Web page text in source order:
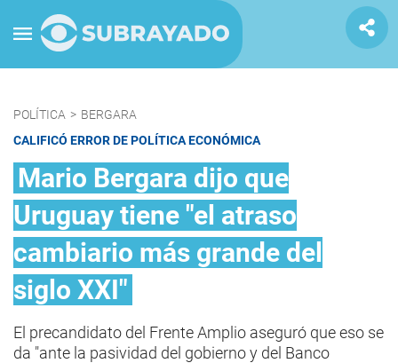
POLÍTICA > BERGARA
CALIFICÓ ERROR DE POLÍTICA ECONÓMICA
Mario Bergara dijo que
Uruguay tiene "el atraso
cambiario más grande del
siglo XXI"
El precandidato del Frente Amplio aseguró que eso se
da "ante la pasividad del gobierno y del Banco